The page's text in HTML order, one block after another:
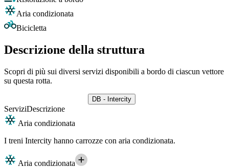
Aria condizionata
Bicicletta
Descrizione della struttura
Scopri di più sui diversi servizi disponibili a bordo di ciascun vettore
su questa rotta.
DB - Intercity
ServiziDescrizione
Aria condizionata
I treni Intercity hanno carrozze con aria condizionata.
Aria condizionata